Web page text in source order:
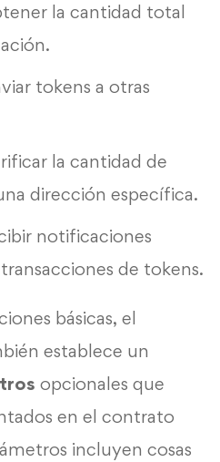
la cantidad total
tokens a otras
la cantidad de
dirección específica.
notificaciones
de tokens.
básicas, el
establece un
opcionales que
en el contrato
incluyen cosas